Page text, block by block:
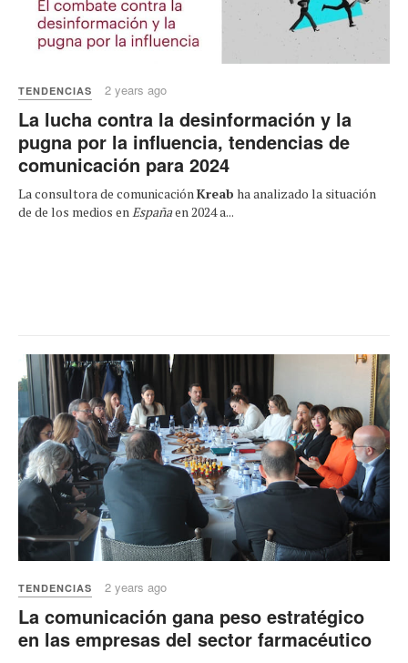
TENDENCIAS 2 years ago
La lucha contra la desinformación y la
pugna por la influencia, tendencias de
comunicación para 2024
La consultora de comunicaciónKreab ha analizado la situación
de de los medios enEspañaen 2024 a...
TENDENCIAS 2 years ago
La comunicación gana peso estratégico
en las empresas del sector farmacéutico